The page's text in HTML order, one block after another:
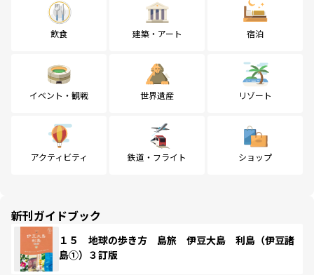
飲食 建築・アート 宿泊
イベント・観戦 世界遺産 リゾート
アクティビティ 鉄道・フライト ショップ
新刊ガイドブック
１５ 地球の歩き方 島旅 伊豆大島 利島（伊豆諸
島①）３訂版